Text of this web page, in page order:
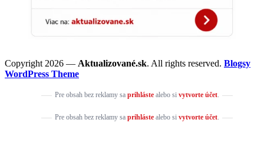
Copyright 2026 — Aktualizované.sk. All rights reserved. Blogsy
WordPress Theme
Pre obsah bez reklamy sa prihlástealebo si vytvorte účet.